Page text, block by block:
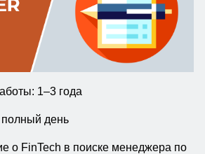
1–3 года
полный день
о FinTech в поиске менеджера по